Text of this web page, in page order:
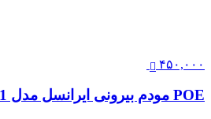
۴۵۰,۰۰۰
POE مودم بیرونی ایرانسل مدل ZW101